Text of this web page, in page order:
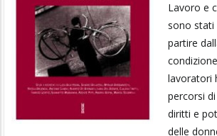
Lavoro e
sono stati
partire
lavoratori
percorsi
diritti e
delle